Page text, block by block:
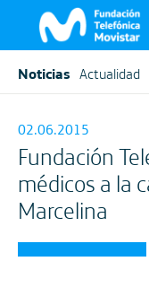
Noticias Actualidad
02.06.2015
Fundación
médicos a la
Marcelina